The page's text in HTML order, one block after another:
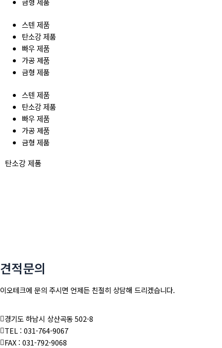
스텐 제품
탄소강 제품
빠우 제품
가공 제품
금형 제품
스텐 제품
탄소강 제품
빠우 제품
가공 제품
금형 제품
탄소강 제품
견적문의
이오테크에 문의 주시면 언제든 친절히 상담해 드리겠습니다.
경기도 하남시 상산곡동 502-8
TEL : 031-764-9067
FAX : 031-792-9068